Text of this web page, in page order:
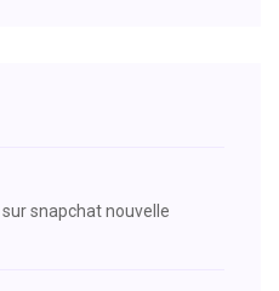
snapchat nouvelle